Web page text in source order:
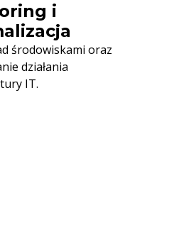
i
środowiskami oraz
działania
IT.